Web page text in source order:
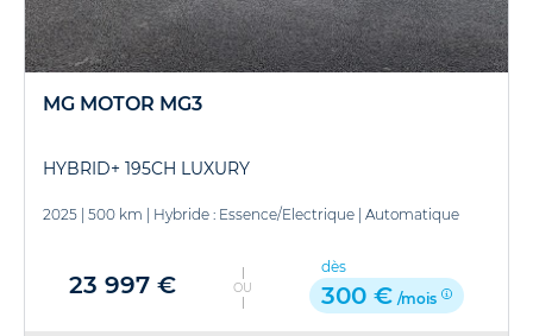
MG MOTOR MG3
HYBRID+ 195CH LUXURY
2025 500 km Hybride : Essence/Electrique Automatique
23 997 € OU
dès
300 € /mois